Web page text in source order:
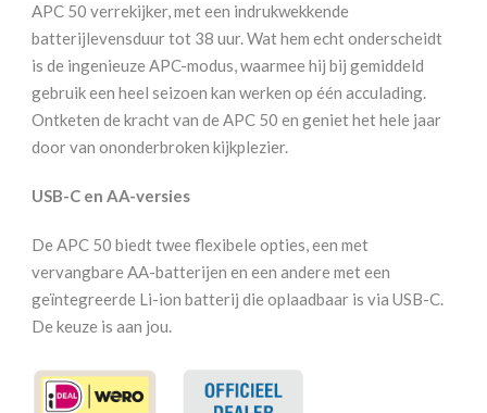
APC 50 verrekijker, met een indrukwekkende
batterijlevensduur tot 38 uur. Wat hem echt onderscheidt
is de ingenieuze APC-modus, waarmee hij bij gemiddeld
gebruik een heel seizoen kan werken op één acculading.
Ontketen de kracht van de APC 50 en geniet het hele jaar
door van ononderbroken kijkplezier.
USB-C en AA-versies
De APC 50 biedt twee flexibele opties, een met
vervangbare AA-batterijen en een andere met een
geïntegreerde Li-ion batterij die oplaadbaar is via USB-C.
De keuze is aan jou.